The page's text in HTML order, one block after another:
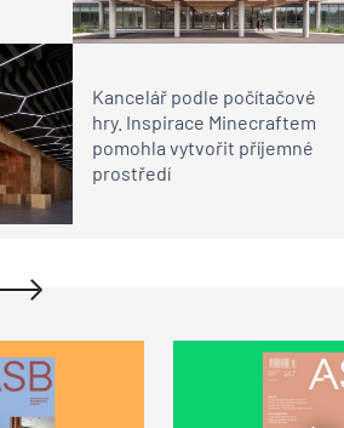
Kancelář podle počítačové
hry. Inspirace Minecraftem
pomohla vytvořit příjemné
prostředí